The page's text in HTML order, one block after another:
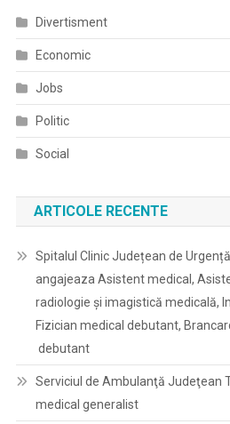
Divertisment
Economic
Jobs
Politic
Social
ARTICOLE RECENTE
Spitalul Clinic Județean de
angajeaza Asistent medical,
radiologie și imagistică medicală,
Fizician medical debutant,
debutant
Serviciul de Ambulanţă Judeţean
medical generalist